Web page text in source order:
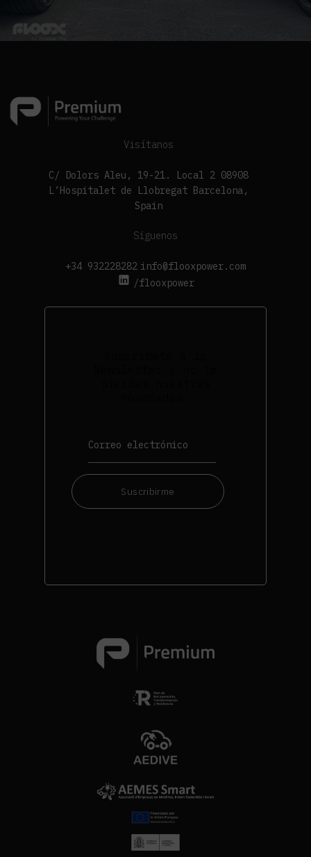
Visítanos
C/ Dolors Aleu, 19-21. Local 2 08908
L’Hospitalet de Llobregat Barcelona,
Spain
Síguenos
+34 932228282 info@flooxpower.com
/flooxpower
Suscribirme